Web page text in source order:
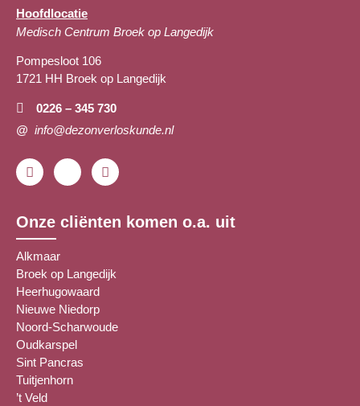
Hoofdlocatie
Medisch Centrum Broek op Langedijk
Pompesloot 106
1721 HH Broek op Langedijk
0226 – 345 730
@ info@dezonverloskunde.nl
Onze cliënten komen o.a. uit
Alkmaar
Broek op Langedijk
Heerhugowaard
Nieuwe Niedorp
Noord-Scharwoude
Oudkarspel
Sint Pancras
Tuitjenhorn
’t Veld